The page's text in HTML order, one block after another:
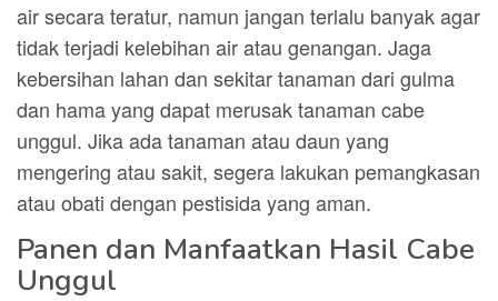
air secara teratur, namun jangan terlalu banyak agar
tidak terjadi kelebihan air atau genangan. Jaga
kebersihan lahan dan sekitar tanaman dari gulma
dan hama yang dapat merusak tanaman cabe
unggul. Jika ada tanaman atau daun yang
mengering atau sakit, segera lakukan pemangkasan
atau obati dengan pestisida yang aman.
Panen dan Manfaatkan Hasil Cabe
Unggul